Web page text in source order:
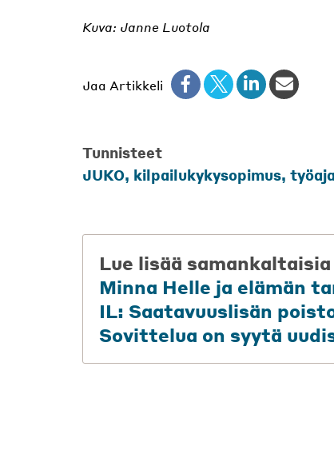
Kuva: Janne Luotola
Jaa Artikkeli
Tunnisteet
JUKO, kilpailukykysopimus,
Lue lisää
Minna Helle ja elämän
IL: Saatavuuslisän
Sovittelua on syytä